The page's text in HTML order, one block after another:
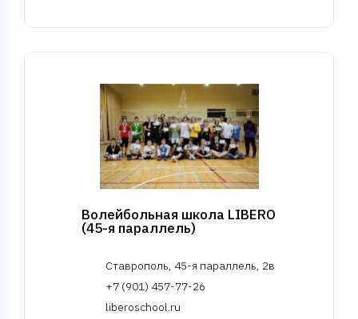
Волейбольная школа LIBERO
(45-я параллель)
Ставрополь, 45-я параллель, 2в
+7 (901) 457-77-26
liberoschool.ru